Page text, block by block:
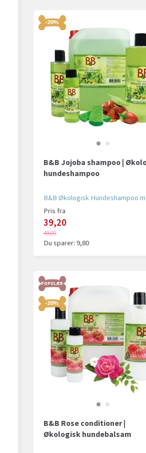
-20%
B&B Jojoba shampoo |
hundeshampoo
B&B Økologisk Hundeshampoo
Pris fra
39,20
49,00
Du sparer: 9,80
POPULÆR
-20%
B&B Rose conditioner |
Økologisk hundebalsam